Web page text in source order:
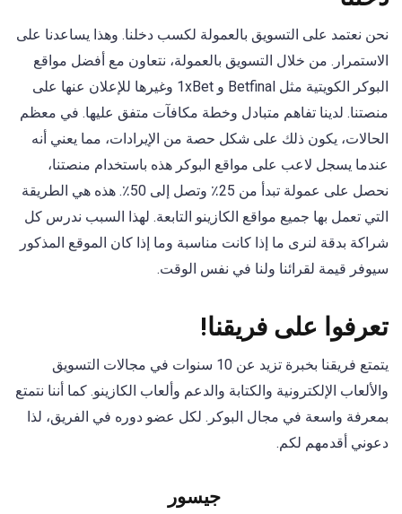
نحن نعتمد على التسويق بالعمولة لكسب دخلنا. وهذا يساعدنا على
الاستمرار. من خلال التسويق بالعمولة، نتعاون مع أفضل مواقع
البوكر الكويتية مثل Betfinal و 1xBet وغيرها للإعلان عنها على
منصتنا. لدينا تفاهم متبادل وخطة مكافآت متفق عليها. في معظم
الحالات، يكون ذلك على شكل حصة من الإيرادات، مما يعني أنه
عندما يسجل لاعب على مواقع البوكر هذه باستخدام منصتنا،
نحصل على عمولة تبدأ من 25٪ وتصل إلى 50٪. هذه هي الطريقة
التي تعمل بها جميع مواقع الكازينو التابعة. لهذا السبب ندرس كل
شراكة بدقة لنرى ما إذا كانت مناسبة وما إذا كان الموقع المذكور
سيوفر قيمة لقرائنا ولنا في نفس الوقت.
تعرفوا على فريقنا!
يتمتع فريقنا بخبرة تزيد عن 10 سنوات في مجالات التسويق
والألعاب الإلكترونية والكتابة والدعم وألعاب الكازينو. كما أننا نتمتع
بمعرفة واسعة في مجال البوكر. لكل عضو دوره في الفريق، لذا
دعوني أقدمهم لكم.
جيسور